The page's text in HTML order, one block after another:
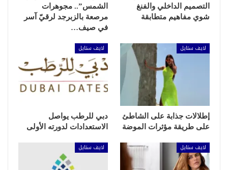
التصميم الداخلي والفنغ
شوي مفاهيم متطابقة
الشمس”.. مجوهرات
مرصعة بالزبرجد لرقيّ آسر
في صيف…
لايف ستايل
إطلالات جذابة على الشاطئ
على طريقة مؤثرات الموضة
لايف ستايل
دبي للرطب يواصل
الاستعدادات لدورته الأولى
لايف ستايل لايف ستايل